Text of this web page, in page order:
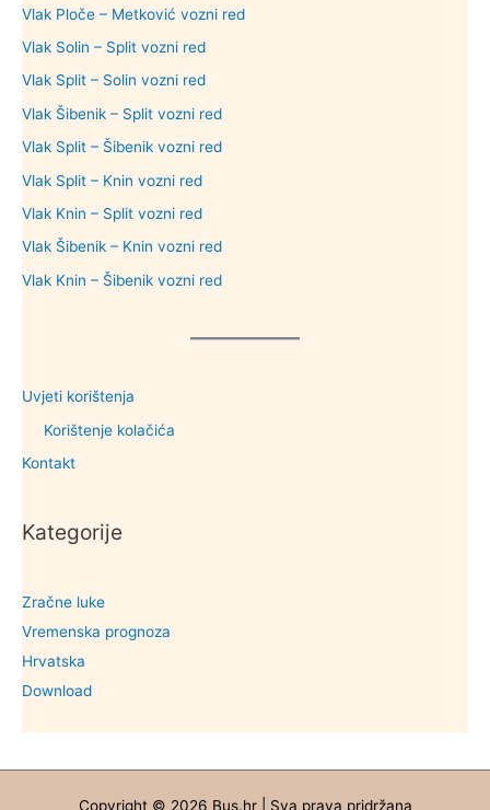
Vlak Ploče – Metković vozni red
Vlak Solin – Split vozni red
Vlak Split – Solin vozni red
Vlak Šibenik – Split vozni red
Vlak Split – Šibenik vozni red
Vlak Split – Knin vozni red
Vlak Knin – Split vozni red
Vlak Šibenik – Knin vozni red
Vlak Knin – Šibenik vozni red
Uvjeti korištenja
Korištenje kolačića
Kontakt
Kategorije
Zračne luke
Vremenska prognoza
Hrvatska
Download
Copyright © 2026 Bus.hr | Sva prava pridržana